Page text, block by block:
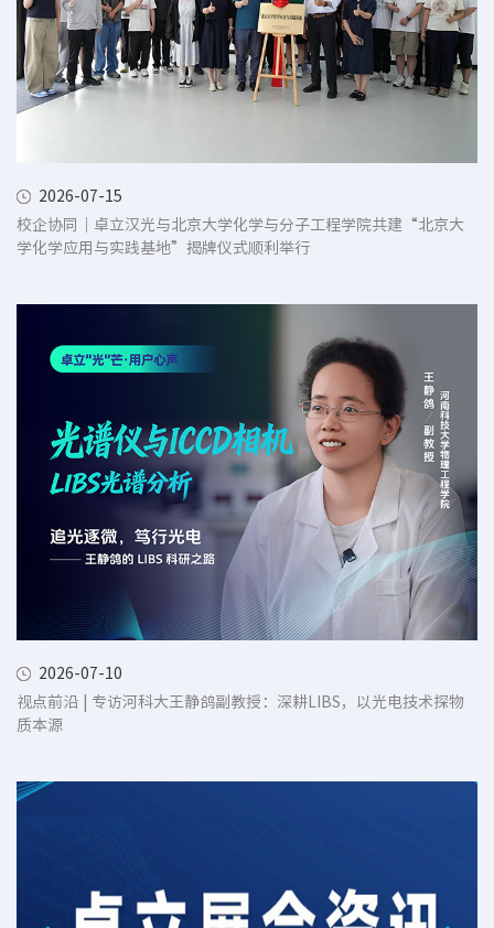
2026-07-15
校企协同｜卓立汉光与北京大学化学与分子工程学院共建“北京大
学化学应用与实践基地”揭牌仪式顺利举行
2026-07-10
视点前沿 | 专访河科大王静鸽副教授：深耕LIBS，以光电技术探物
质本源